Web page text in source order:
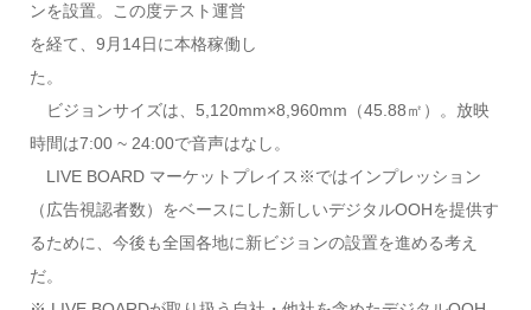
ンを設置。この度テスト運営
を経て、9月14日に本格稼働し
た。
ビジョンサイズは、5,120mm×8,960mm（45.88㎡）。放映
時間は7:00 ~ 24:00で音声はなし。
LIVE BOARD マーケットプレイス※ではインプレッション
（広告視認者数）をベースにした新しいデジタルOOHを提供す
るために、今後も全国各地に新ビジョンの設置を進める考え
だ。